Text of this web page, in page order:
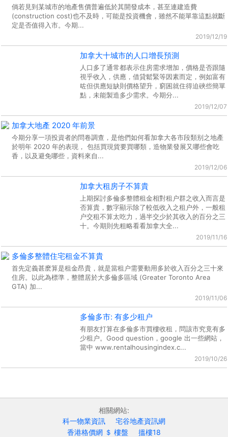
倘若見到某城市的地產售價普遍低於其開發成本，甚至連建造費
(construction cost)也不及時，可能是投資機會，雖然不能單靠這點就斷
定是否值得入市。今期...
2019/12/19
加拿大十城市的人口增長預測
人口多了通常都表示住房需求增加，價格是否跟隨
視乎收入，供應，借貸鬆緊等因素而定，例如富有
咗但供應短缺則價格望升，窮困就住得迫硤些簡單
點，未能製造多少需求。今期分...
2019/12/07
加拿大地產 2020 年前景
今期分享一項投資者的問卷調查，是他們如何看加拿大各市段類别之地產
於明年 2020 年的表現， 包括買現貨要買哪類，造物業發展又哪些會吃
香，以及避免哪些，資料來自...
2019/12/06
加拿大租房子不算貴
上期探討多倫多整體租金相對租户群之收入而言是
否算貴，數字顯示除了較低收入之租户外，一般租
户交租不算太吃力，過半交少於其收入的百分之三
十。今期則先粗略看看加拿大全...
2019/11/16
多倫多整體住宅租金不算貴
首先定義甚麽算是租金昂貴，就是當租户需要動用多於收入百分之三十來
住房。以此為標準，整體居於大多倫多區域 (Greater Toronto Area
GTA) 加...
2019/11/06
多倫多市: 有多少租户
有朋友打算在多倫多市買樓收租，問該市究竟有多
少租户。Good question，google 出一些網站，
當中 www.rentalhousingindex.c...
2019/10/26
相關網站:
科一物業資訊
宅谷地產資訊網
香港格價網 ＄ 樓盤
搵樓18